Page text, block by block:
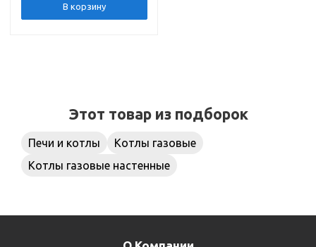
В корзину
Этот товар из подборок
Печи и котлы
Котлы газовые
Котлы газовые настенные